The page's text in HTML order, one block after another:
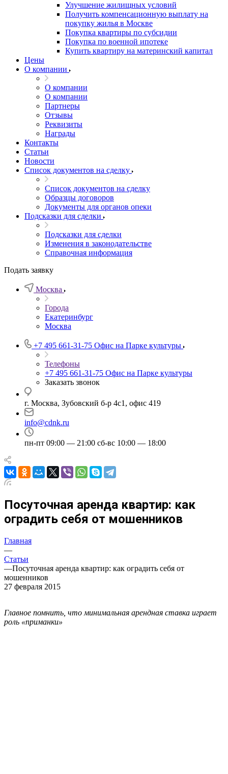
Улучшение жилищных условий
Получить компенсационную выплату на
покупку жилья в Москве
Покупка квартиры по субсидии
Покупка по военной ипотеке
Купить квартиру на материнский капитал
Цены
О компании
О компании
О компании
Партнеры
Отзывы
Реквизиты
Награды
Контакты
Статьи
Новости
Список документов на сделку
Список документов на сделку
Образцы договоров
Документы для органов опеки
Подсказки для сделки
Подсказки для сделки
Изменения в законодательстве
Справочная информация
Подать заявку
Москва
Города
Екатеринбург
Москва
+7 495 661-31-75 Офис на Парке культуры
Телефоны
+7 495 661-31-75 Офис на Парке культуры
Заказать звонок
г. Москва, Зубовский б-р 4с1, офис 419
info@cdnk.ru
пн-пт 09:00 — 21:00 сб-вс 10:00 — 18:00
Посуточная аренда квартир: как
оградить себя от мошенников
Главная
—
Статьи
—Посуточная аренда квартир: как оградить себя от
мошенников
27 февраля 2015
Главное помнить, что минимальная арендная ставка играет
роль «приманки»